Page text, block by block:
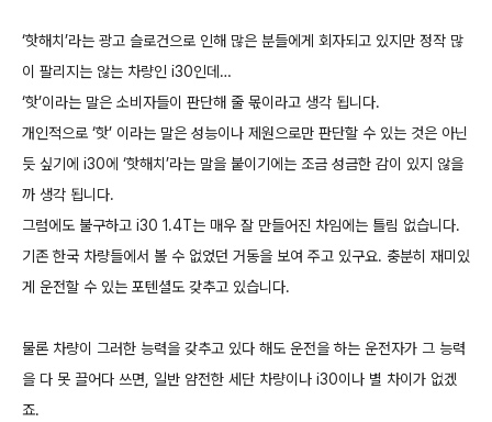
‘핫해치’라는 광고 슬로건으로 인해 많은 분들에게 회자되고 있지만 정작 많
이 팔리지는 않는 차량인 i30인데…
‘핫’이라는 말은 소비자들이 판단해 줄 몫이라고 생각 됩니다.
개인적으로 ‘핫’ 이라는 말은 성능이나 제원으로만 판단할 수 있는 것은 아닌
듯 싶기에 i30에 ‘핫해치’라는 말을 붙이기에는 조금 성금한 감이 있지 않을
까 생각 됩니다.
그럼에도 불구하고 i30 1.4T는 매우 잘 만들어진 차임에는 틀림 없습니다.
기존 한국 차량들에서 볼 수 없었던 거동을 보여 주고 있구요. 충분히 재미있
게 운전할 수 있는 포텐셜도 갖추고 있습니다.
물론 차량이 그러한 능력을 갖추고 있다 해도 운전을 하는 운전자가 그 능력
을 다 못 끌어다 쓰면, 일반 얌전한 세단 차량이나 i30이나 별 차이가 없겠
죠.